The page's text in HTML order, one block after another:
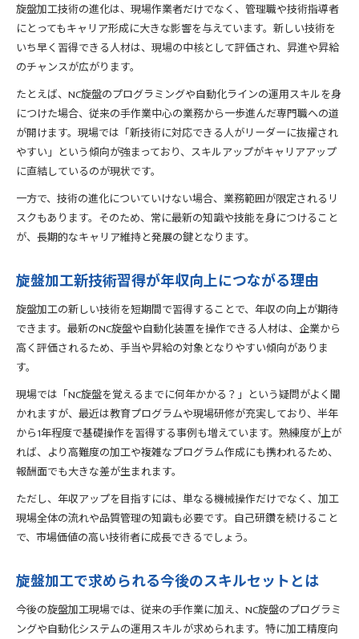
旋盤加工現場で役立つ精度アップ事例集
現場力を養う旋盤加工新技術活用の実践法
旋盤加工新しい技術を現場で生かす実践法
旋盤加工OJTとシミュレーター活用術
旋盤加工現場力を高める日々の習慣づくり
旋盤加工自動化技術の現場導入ポイント
旋盤加工の現場課題を解決する最新技術
旋盤加工技術の進化は、現場作業者だけでなく、管理職や技術指導者
にとってもキャリア形成に大きな影響を与えています。新しい技術を
いち早く習得できる人材は、現場の中核として評価され、昇進や昇給
のチャンスが広がります。
たとえば、NC旋盤のプログラミングや自動化ラインの運用スキルを身
につけた場合、従来の手作業中心の業務から一歩進んだ専門職への道
が開けます。現場では「新技術に対応できる人がリーダーに抜擢され
やすい」という傾向が強まっており、スキルアップがキャリアアップ
に直結しているのが現状です。
一方で、技術の進化についていけない場合、業務範囲が限定されるリ
スクもあります。そのため、常に最新の知識や技能を身につけること
が、長期的なキャリア維持と発展の鍵となります。
旋盤加工新技術習得が年収向上につながる理由
旋盤加工の新しい技術を短期間で習得することで、年収の向上が期待
できます。最新のNC旋盤や自動化装置を操作できる人材は、企業から
高く評価されるため、手当や昇給の対象となりやすい傾向がありま
す。
現場では「NC旋盤を覚えるまでに何年かかる？」という疑問がよく聞
かれますが、最近は教育プログラムや現場研修が充実しており、半年
から1年程度で基礎操作を習得する事例も増えています。熟練度が上が
れば、より高難度の加工や複雑なプログラム作成にも携われるため、
報酬面でも大きな差が生まれます。
ただし、年収アップを目指すには、単なる機械操作だけでなく、加工
現場全体の流れや品質管理の知識も必要です。自己研鑽を続けること
で、市場価値の高い技術者に成長できるでしょう。
旋盤加工で求められる今後のスキルセットとは
今後の旋盤加工現場では、従来の手作業に加え、NC旋盤のプログラミ
ングや自動化システムの運用スキルが求められます。特に加工精度向